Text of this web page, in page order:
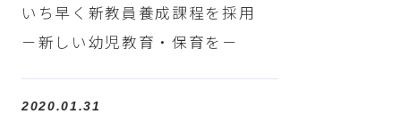
いち早く新教員養成課程を採用
－新しい幼児教育・保育を－
2020.01.31